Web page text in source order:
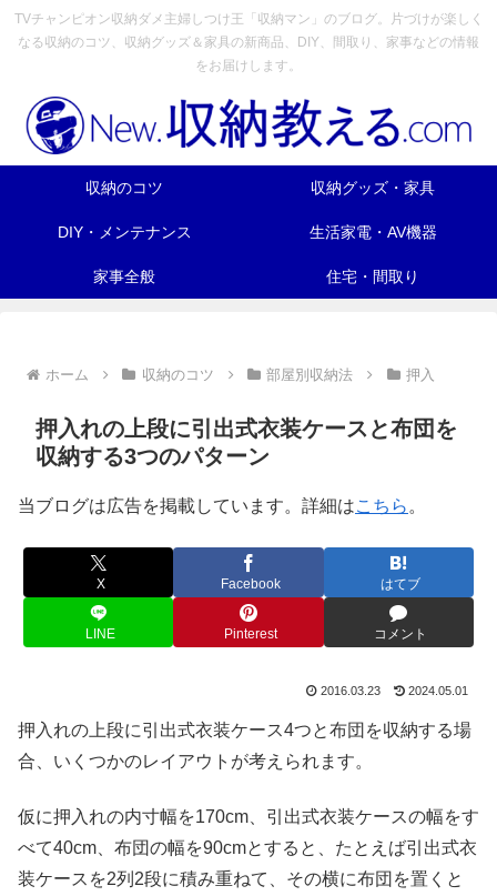
TVチャンピオン収納ダメ主婦しつけ王「収納マン」のブログ。片づけが楽しく
なる収納のコツ、収納グッズ＆家具の新商品、DIY、間取り、家事などの情報
をお届けします。
収納のコツ 収納グッズ・家具
DIY・メンテナンス 生活家電・AV機器
家事全般 住宅・間取り
ホーム 収納のコツ 部屋別収納法 押入
押入れの上段に引出式衣装ケースと布団を
収納する3つのパターン
当ブログは広告を掲載しています。詳細はこちら 。
X Facebook はてブ
LINE Pinterest コメント
2016.03.23 2024.05.01
押入れの上段に引出式衣装ケース4つと布団を収納する場
合、いくつかのレイアウトが考えられます。
仮に押入れの内寸幅を170cm、引出式衣装ケースの幅をす
べて40cm、布団の幅を90cmとすると、たとえば引出式衣
装ケースを2列2段に積み重ねて、その横に布団を置くと